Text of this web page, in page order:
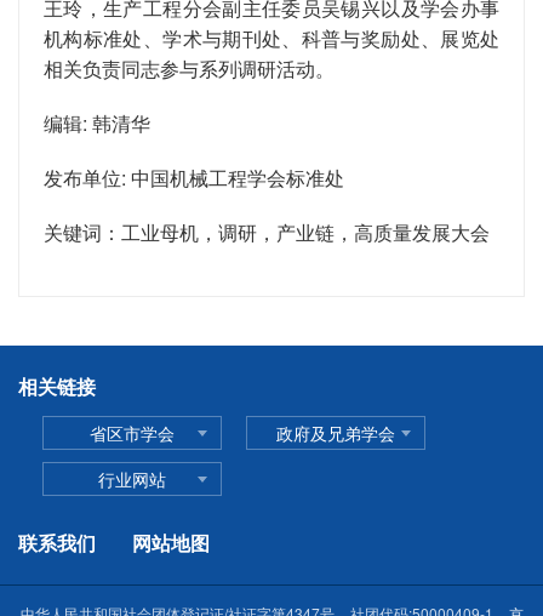
王玲，生产工程分会副主任委员吴锡兴以及学会办事
机构标准处、学术与期刊处、科普与奖励处、展览处
相关负责同志参与系列调研活动。
编辑: 韩清华
发布单位: 中国机械工程学会标准处
关键词：工业母机，调研，产业链，高质量发展大会
相关链接
省区市学会
政府及兄弟学会
行业网站
联系我们 网站地图